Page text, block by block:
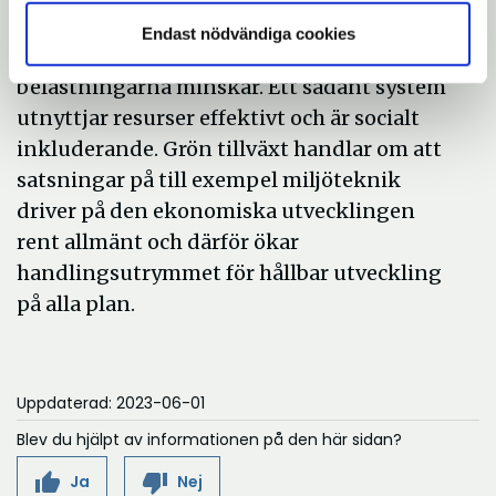
Endast nödvändiga cookies
levnadsvillkor förbättras samtidigt som
miljörisker och de ekologiska
belastningarna minskar. Ett sådant system
utnyttjar resurser effektivt och är socialt
inkluderande. Grön tillväxt handlar om att
satsningar på till exempel miljöteknik
driver på den ekonomiska utvecklingen
rent allmänt och därför ökar
handlingsutrymmet för hållbar utveckling
på alla plan.
Uppdaterad: 2023-06-01
Blev du hjälpt av informationen på den här sidan?
thumb_up Ja thumb_down Nej